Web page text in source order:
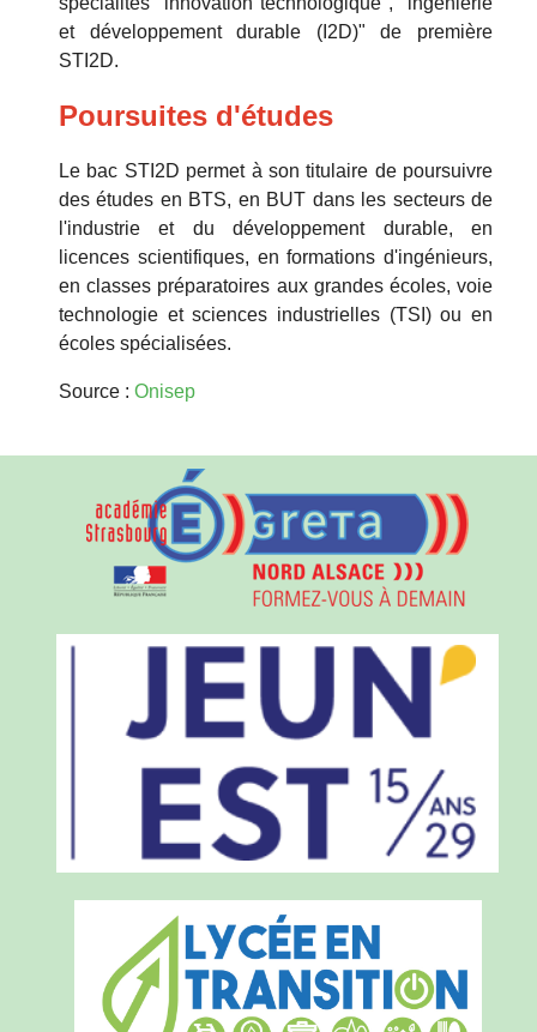
et développement durable (I2D)" de première
STI2D.
Poursuites d'études
Le bac STI2D permet à son titulaire de poursuivre
des études en BTS, en BUT dans les secteurs de
l'industrie et du développement durable, en
licences scientifiques, en formations d'ingénieurs,
en classes préparatoires aux grandes écoles, voie
technologie et sciences industrielles (TSI) ou en
écoles spécialisées.
Source : Onisep